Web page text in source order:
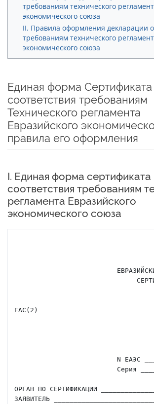
требованиям технического
экономического союза
II. Правила оформления декларации о
требованиям технического
экономического союза
Единая форма Сертификата
соответствия требованиям
Технического регламента
Евразийского
правила его оформления
I. Единая форма сертификата
соответствия требованиям
регламента Евразийского
экономического союза
EAC(2)
                          N ЕАЭС ____________________                    (3)
ОРГАН ПО СЕРТИФИКАЦИИ
ЗАЯВИТЕЛЬ